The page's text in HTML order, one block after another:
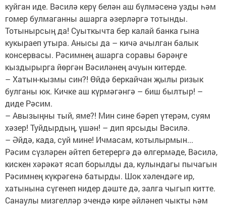
куйган иде. Вәсилә керү белән аш бүлмәсенә узды һәм
гомер булмаганны ашарга әзерләргә тотынды.
Тотынырсың да! Суыткычта бер калай банка гына
кукыраеп утыра. Анысы да – кичә ачылган балык
консервасы. Рәсимнең ашарга соравы бәрәңге
кыздырырга йөргән Вәсиләнең ачуын китерде.
– Хатын-кызмы син?! Өйдә беркайчан җылы ризык
булганы юк. Кичке аш күрмәгәнгә – биш былтыр! –
диде Рәсим.
– Авызыңны тый, яме?! Мин сине бәреп үтерәм, суям
хәзер! Туйдырдың, үшән! – дип ярсыды Вәсилә.
– Әйдә, када, суй мине! Ичмасам, котылырмын...
Рәсим сүзләрен әйтеп бетерергә дә өлгермәде, Вәсилә,
кискен хәрәкәт ясап борылды да, кулындагы пычагын
Рәсимнең күкрәгенә батырды. Шок хәлендәге ир,
хатынына сүгенеп нидер дәште дә, залга чыгып китте.
Санаулы мизгелләр эчендә кире әйләнеп чыкты һәм